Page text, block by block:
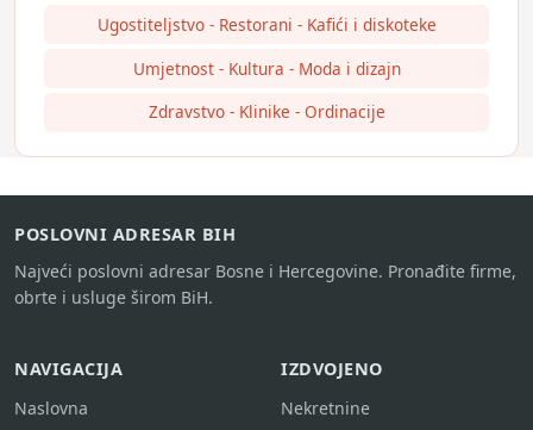
Ugostiteljstvo - Restorani - Kafići i diskoteke
Umjetnost - Kultura - Moda i dizajn
Zdravstvo - Klinike - Ordinacije
POSLOVNI ADRESAR BIH
Najveći poslovni adresar Bosne i Hercegovine. Pronađite firme,
obrte i usluge širom BiH.
NAVIGACIJA
Naslovna
IZDVOJENO
Nekretnine